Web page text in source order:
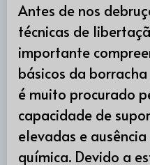
Antes de nos
técnicas de
importante
básicos da
é muito procurado
capacidade de
elevadas e
química. Devido a